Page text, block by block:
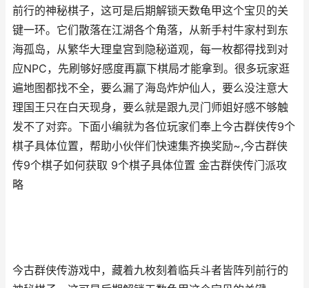
前行的神秘棋子，这可是后期解锁天数龟甲这个宝贝的关
键一环。它们散落在江湖各个角落，从新手村牛家村到东
海孤岛，从繁华大理皇宫到隐秘道观，每一枚都得找到对
应NPC，先刷够好感度再赢下棋局才能拿到。很多玩家逛
遍地图都找不全，要么漏了海岛炸炉仙人，要么没注意大
理国王只在白天现身，要么就是跟九灵门师姐好感不够触
发不了对弈。下面小编就为各位玩家们奉上今古群侠传9个
棋子具体位置，帮助小伙伴们快速集齐换奖励~,今古群侠
传9个棋子如何获取 9个棋子具体位置 金古群侠传门派攻
略
今古群侠传游戏中，藏着九枚刻着临兵斗者皆阵列前行的